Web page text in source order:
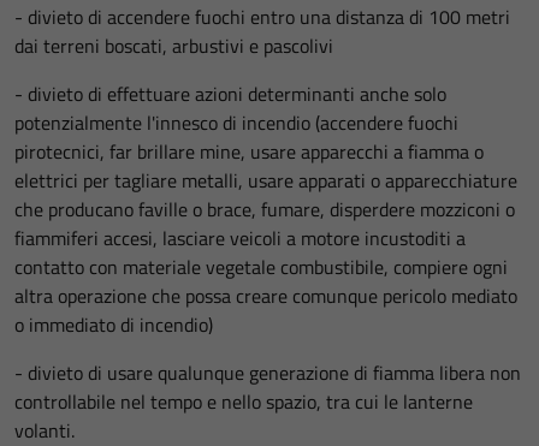
- divieto di accendere fuochi entro una distanza di 100 metri
dai terreni boscati, arbustivi e pascolivi
- divieto di effettuare azioni determinanti anche solo
potenzialmente l'innesco di incendio (accendere fuochi
pirotecnici, far brillare mine, usare apparecchi a fiamma o
elettrici per tagliare metalli, usare apparati o apparecchiature
che producano faville o brace, fumare, disperdere mozziconi o
fiammiferi accesi, lasciare veicoli a motore incustoditi a
contatto con materiale vegetale combustibile, compiere ogni
altra operazione che possa creare comunque pericolo mediato
o immediato di incendio)
- divieto di usare qualunque generazione di fiamma libera non
controllabile nel tempo e nello spazio, tra cui le lanterne
volanti.